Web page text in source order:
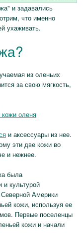
и задавались
что именно
ухаживать.
из оленьих
за свою мягкость,
и аксессуары из нее.
эти две кожи во
и нежнее.
была
и культурой
Америки
кожи, используя ее
Первые поселенцы
кожи и начали